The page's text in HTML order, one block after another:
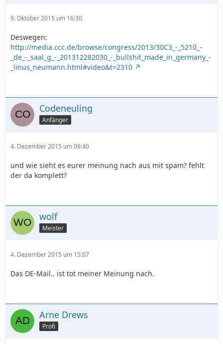
9. Oktober 2015 um 16:30
Deswegen:
http://media.ccc.de/browse/congress/2013/30C3_-_5210_-
_de_-_saal_g_-_201312282030_-_bullshit_made_in_germany_-
_linus_neumann.html#video&t=2310
Codeneuling
Anfänger
4. Dezember 2015 um 09:40
und wie sieht es eurer meinung nach aus mit spam? fehlt
der da komplett?
wolf
Meister
4. Dezember 2015 um 15:07
Das DE-Mail.. ist tot meiner Meinung nach.
Arne Drews
Profi